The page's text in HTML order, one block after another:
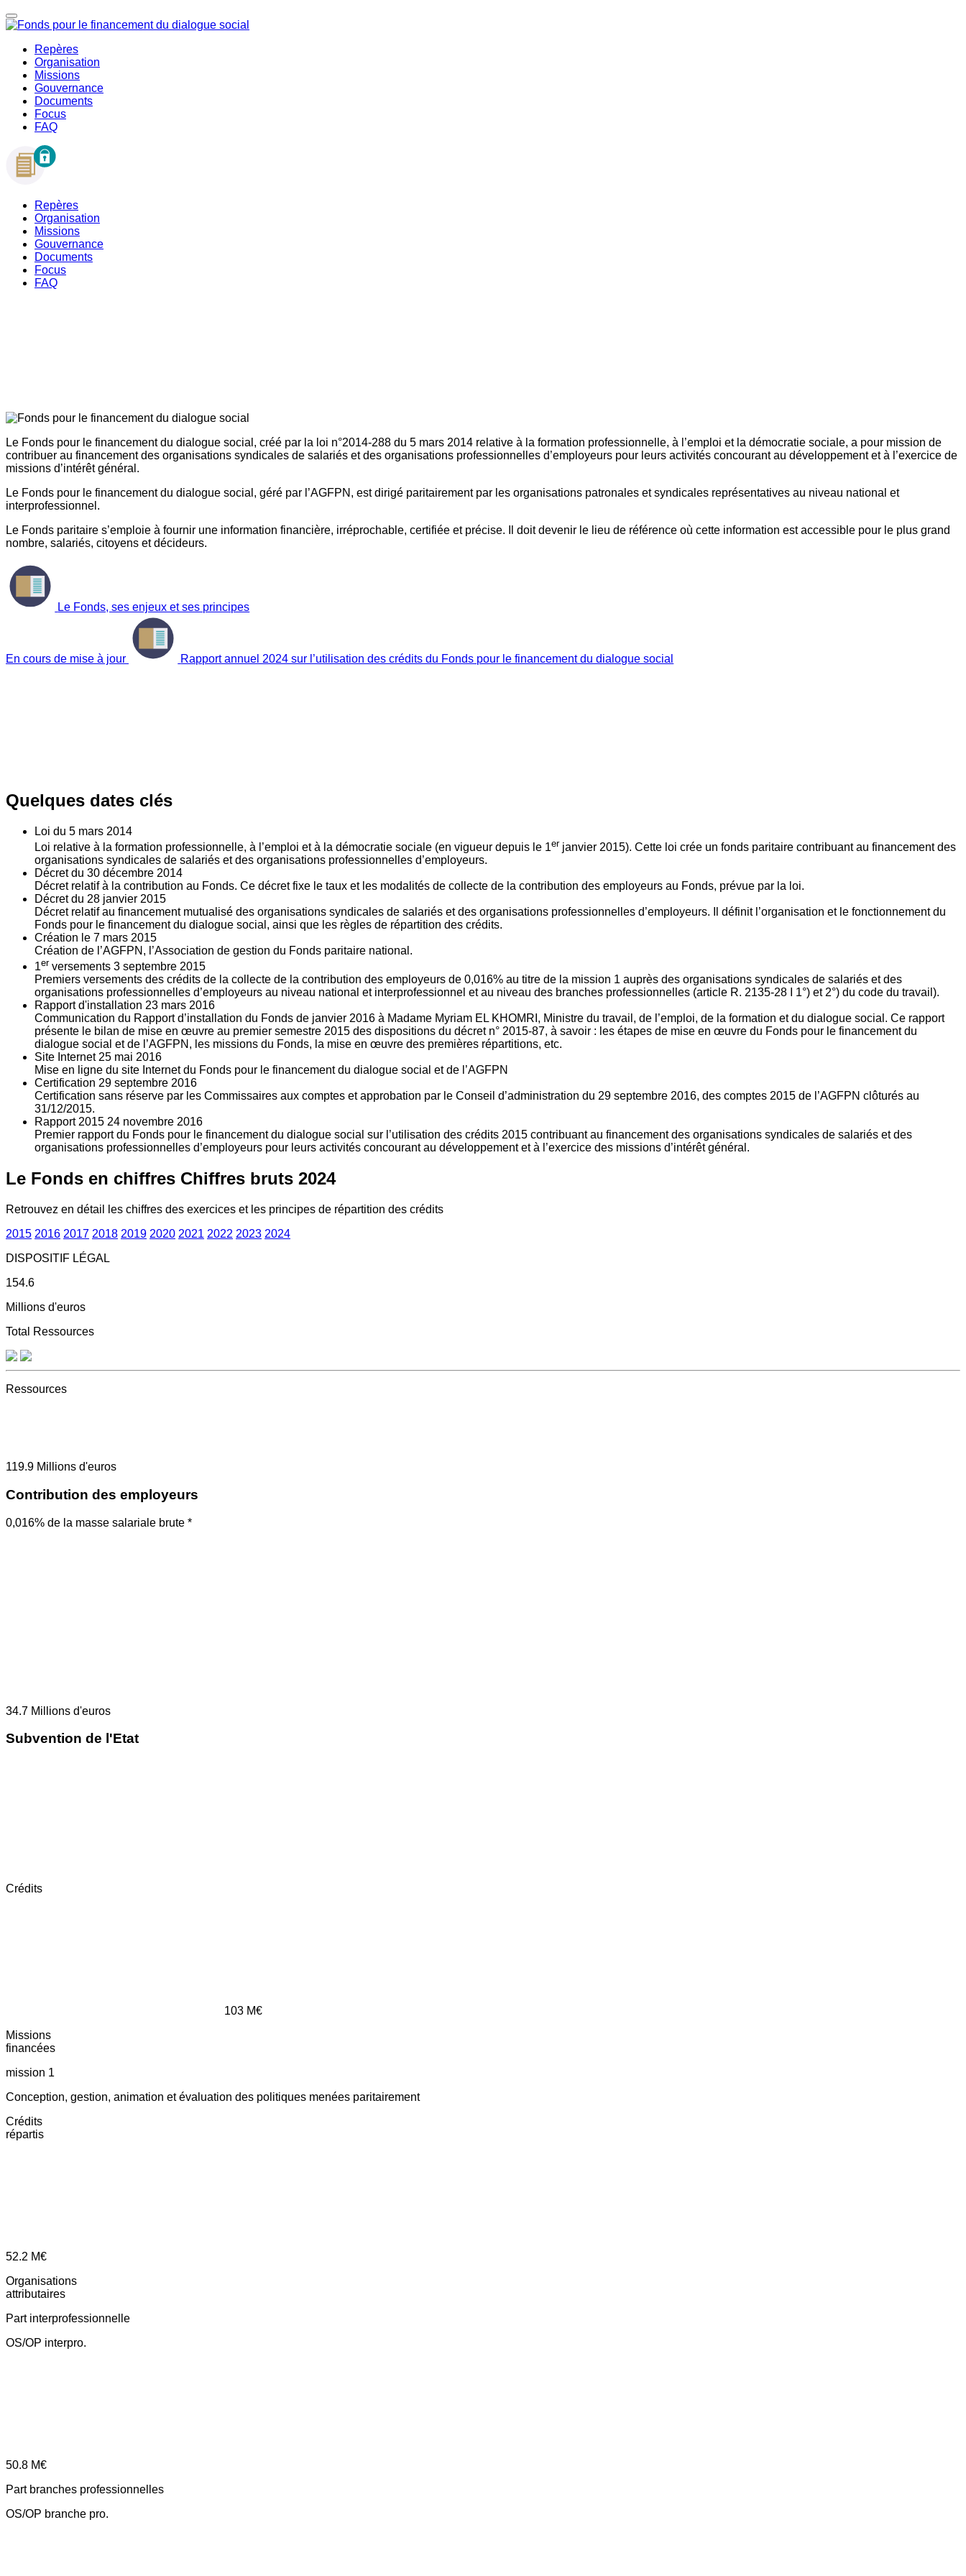
Repères
Organisation
Missions
Gouvernance
Documents
Focus
FAQ
Repères
Organisation
Missions
Gouvernance
Documents
Focus
FAQ
Le Fonds pour le financement du dialogue social, créé par la loi n°2014-288 du 5 mars 2014 relative à la formation professionnelle, à l’emploi et la démocratie sociale, a pour mission de
contribuer au financement des organisations syndicales de salariés et des organisations professionnelles d’employeurs pour leurs activités concourant au développement et à l’exercice de
missions d’intérêt général.
Le Fonds pour le financement du dialogue social, géré par l’AGFPN, est dirigé paritairement par les organisations patronales et syndicales représentatives au niveau national et
interprofessionnel.
Le Fonds paritaire s’emploie à fournir une information financière, irréprochable, certifiée et précise. Il doit devenir le lieu de référence où cette information est accessible pour le plus grand
nombre, salariés, citoyens et décideurs.
Le Fonds, ses enjeux et ses principes
En cours de mise à jour Rapport annuel 2024 sur l’utilisation des crédits du Fonds pour le financement du dialogue social
Quelques dates clés
Loi du 5 mars 2014
Loi relative à la formation professionnelle, à l’emploi et à la démocratie sociale (en vigueur depuis le 1er janvier 2015). Cette loi crée un fonds paritaire contribuant au financement des
organisations syndicales de salariés et des organisations professionnelles d’employeurs.
Décret du 30 décembre 2014
Décret relatif à la contribution au Fonds. Ce décret fixe le taux et les modalités de collecte de la contribution des employeurs au Fonds, prévue par la loi.
Décret du 28 janvier 2015
Décret relatif au financement mutualisé des organisations syndicales de salariés et des organisations professionnelles d’employeurs. Il définit l’organisation et le fonctionnement du
Fonds pour le financement du dialogue social, ainsi que les règles de répartition des crédits.
Création le 7 mars 2015
Création de l’AGFPN, l’Association de gestion du Fonds paritaire national.
1er versements 3 septembre 2015
Premiers versements des crédits de la collecte de la contribution des employeurs de 0,016% au titre de la mission 1 auprès des organisations syndicales de salariés et des
organisations professionnelles d’employeurs au niveau national et interprofessionnel et au niveau des branches professionnelles (article R. 2135‐28 I 1°) et 2°) du code du travail).
Rapport d'installation 23 mars 2016
Communication du Rapport d’installation du Fonds de janvier 2016 à Madame Myriam EL KHOMRI, Ministre du travail, de l’emploi, de la formation et du dialogue social. Ce rapport
présente le bilan de mise en œuvre au premier semestre 2015 des dispositions du décret n° 2015-87, à savoir : les étapes de mise en œuvre du Fonds pour le financement du
dialogue social et de l’AGFPN, les missions du Fonds, la mise en œuvre des premières répartitions, etc.
Site Internet 25 mai 2016
Mise en ligne du site Internet du Fonds pour le financement du dialogue social et de l’AGFPN
Certification 29 septembre 2016
Certification sans réserve par les Commissaires aux comptes et approbation par le Conseil d’administration du 29 septembre 2016, des comptes 2015 de l’AGFPN clôturés au
31/12/2015.
Rapport 2015 24 novembre 2016
Premier rapport du Fonds pour le financement du dialogue social sur l’utilisation des crédits 2015 contribuant au financement des organisations syndicales de salariés et des
organisations professionnelles d’employeurs pour leurs activités concourant au développement et à l’exercice des missions d’intérêt général.
Le Fonds en chiffres Chiffres bruts 2024
Retrouvez en détail les chiffres des exercices et les principes de répartition des crédits
2015 2016 2017 2018 2019 2020 2021 2022 2023 2024
DISPOSITIF LÉGAL
154.6
Millions d'euros
Total Ressources
Ressources
119.9 Millions d'euros
Contribution des employeurs
0,016% de la masse salariale brute *
34.7 Millions d'euros
Subvention de l'Etat
Crédits
103 M€
Missions
financées
mission 1
Conception, gestion, animation et évaluation des politiques menées paritairement
Crédits
répartis
52.2 M€
Organisations
attributaires
Part interprofessionnelle
OS/OP interpro.
50.8 M€
Part branches professionnelles
OS/OP branche pro.